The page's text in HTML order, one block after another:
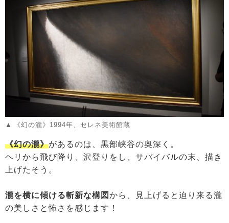
《幻の瀧》1994年、セレネ美術館蔵
《幻の瀧》があるのは、黒部峡谷の奥深く。
ヘリから飛び降り、沢登りをし、サバイバルの末、描き
上げたそう。
瀧を横に傾ける斬新な構図 から、見上げると迫り来る瀧
の美しさと怖さを感じます！